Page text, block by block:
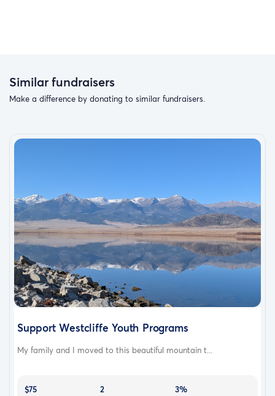
Similar fundraisers
Make a difference by donating to similar fundraisers.
Support Westcliffe Youth Programs
My family and I moved to this beautiful mountain t...
$75
2
3%